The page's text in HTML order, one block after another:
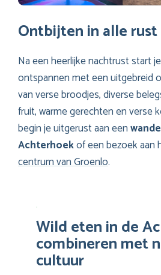
Ontbijten in alle rust
Na een heerlijke nachtrust start
ontspannen met een uitgebreid
van verse broodjes, diverse
fruit, warme gerechten en verse
begin je uitgerust aan een
Achterhoekof een bezoek aan
centrum van Groenlo.
Wild eten in de
combineren met
cultuur